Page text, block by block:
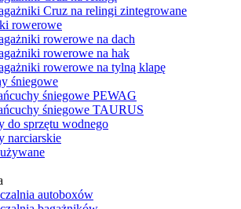
Cruz na relingi zintegrowane
rowerowe
rowerowe na dach
rowerowe na hak
rowerowe na tylną klapę
śniegowe
śniegowe PEWAG
śniegowe TAURUS
do sprzętu wodnego
narciarskie
autoboxów